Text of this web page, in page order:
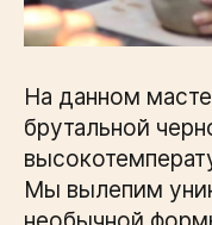
На данном
брутальной
Мы вылепим